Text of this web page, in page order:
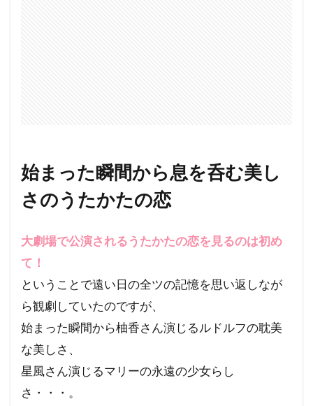
始まった瞬間から息を呑む美し
さのうたかたの恋
大劇場で公演されるうたかたの恋を見るのは初め
て！
ということで遠い日の全ツの記憶を思い返しなが
ら観劇していたのですが、
始まった瞬間から柚香さん演じるルドルフの耽美
な美しさ、
星風さん演じるマリーの永遠の少女らし
さ・・・。